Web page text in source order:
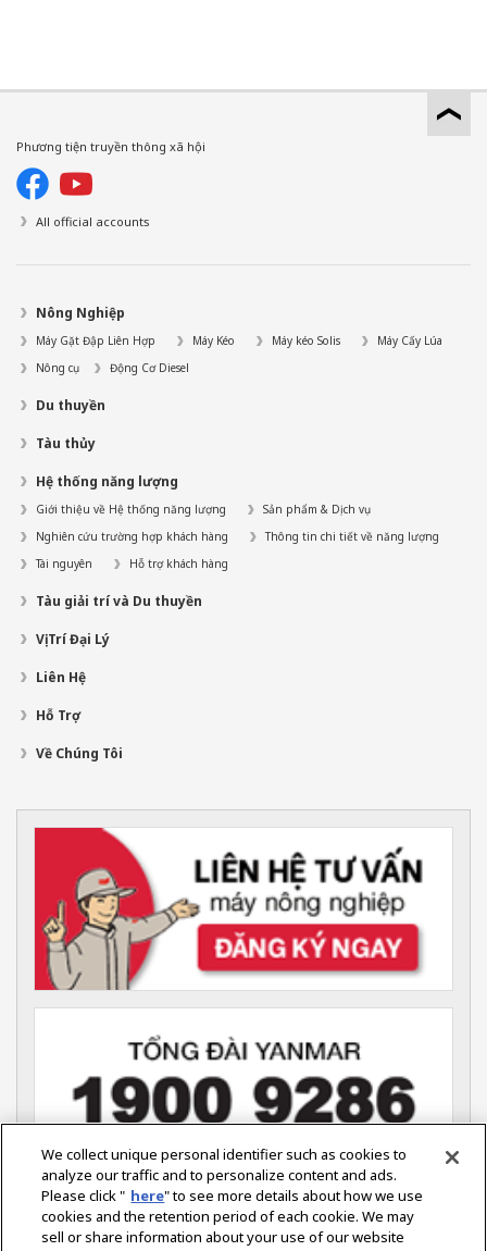
Phương tiện truyền thông xã hội
All official accounts
Nông Nghiệp
Máy Gặt Đập Liên Hợp Máy Kéo Máy kéo Solis
Máy Cấy Lúa
Nông cụ
Động Cơ Diesel
Du thuyền
Tàu thủy
Hệ thống năng lượng
Giới thiệu về Hệ thống năng lượng
Sản phẩm & Dịch vụ
Nghiên cứu trường hợp khách hàng
Thông tin chi tiết về năng lượng
Tài nguyên
Hỗ trợ khách hàng
Tàu giải trí và Du thuyền
Vị Trí Đại Lý
Liên Hệ
Hỗ Trợ
Về Chúng Tôi
YANMAR VIỆT NAM (Nông nghiệp)
Tầng 7, Tòa Nhà ITAXA,
126 Nguyễn Thị Minh Khai,
We collect unique personal identifier such as cookies to
analyze our traffic and to personalize content and ads.
Please click " here" to see more details about how we use
cookies and the retention period of each cookie. We may
sell or share information about your use of our website